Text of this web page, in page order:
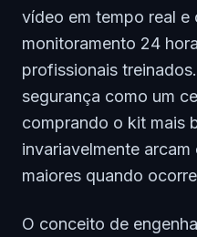
vídeo em tempo real e
monitoramento 24
profissionais
segurança como um
comprando o kit mais
invariavelmente
maiores quando
O conceito de